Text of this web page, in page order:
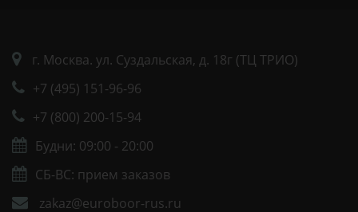
г. Москва. ул. Суздальская, д. 18г (ТЦ ТРИО)
+7 (495) 151-96-96
+7 (800) 200-15-94
Будни: 09:00 - 20:00
СБ-ВС: прием заказов
zakaz@euroboor-rus.ru